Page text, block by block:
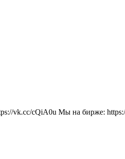
vk.cc/cQiA0u Мы на бирже: